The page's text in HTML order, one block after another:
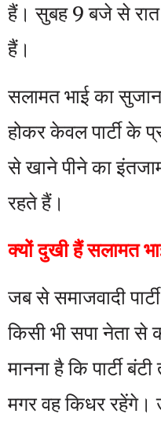
हैं। सुबह 9 बजे से रात
हैं।
सलामत भाई का
होकर केवल पार्टी के
से खाने पीने का इंतजाम
रहते हैं।
क्यों दुखी हैं सलामत
जब से समाजवादी
किसी भी सपा नेता से
मानना है कि पार्टी
मगर वह किधर रहेंगे।